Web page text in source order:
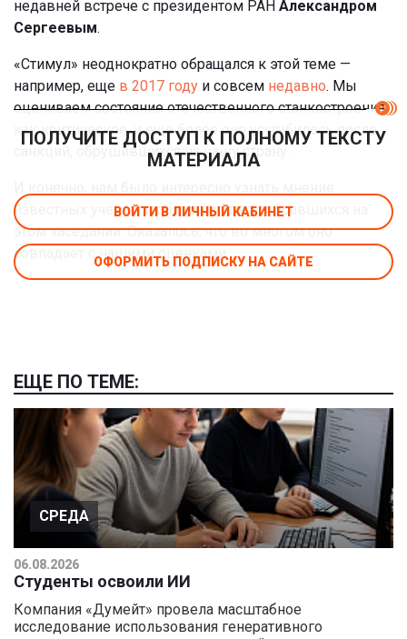
недавней встрече с президентом РАН Александром
Сергеевым.
«Стимул» неоднократно обращался к этой теме —
например, еще в 2017 году и совсем недавно. Мы
оцениваем состояние отечественного станкостроения
как критическое, и еще более оно усугубилось после
санкций, обрушившихся на нашу страну.
известных ученых и специалистов, собравшихся на
этом заседании. Оказалось, что во многом оно
совпадает с нашими оценками.
ПОЛУЧИТЕ ДОСТУП К ПОЛНОМУ ТЕКСТУ
МАТЕРИАЛА
ВОЙТИ В ЛИЧНЫЙ КАБИНЕТ
ОФОРМИТЬ ПОДПИСКУ НА САЙТЕ
ЕЩЕ ПО ТЕМЕ:
СРЕДА
06.08.2026
Студенты освоили ИИ
Компания «Думейт» провела масштабное
исследование использования генеративного